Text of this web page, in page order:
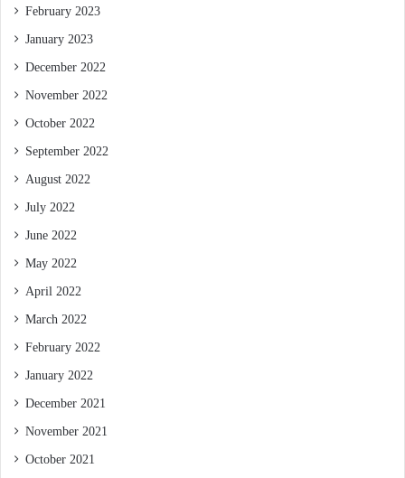
February 2023
January 2023
December 2022
November 2022
October 2022
September 2022
August 2022
July 2022
June 2022
May 2022
April 2022
March 2022
February 2022
January 2022
December 2021
November 2021
October 2021